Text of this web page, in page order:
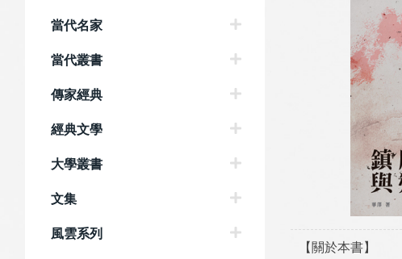
當代名家
當代叢書
傳家經典
經典文學
大學叢書
文集
風雲系列
【關於本書】